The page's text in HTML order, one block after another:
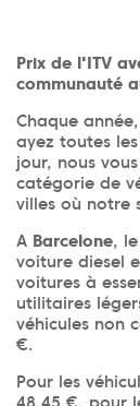
Prix de l'ITV
communauté
Chaque
ayez toutes
jour, nous
catégorie de
villes où notre
A Barcelone,
voiture diesel
voitures à
utilitaires
véhicules non
€.
Pour les